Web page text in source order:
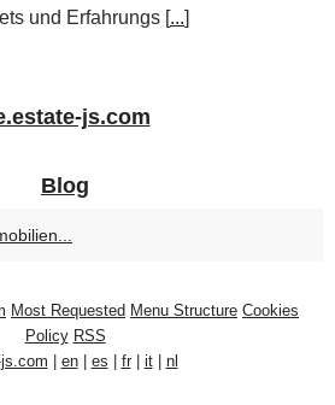
und Erfahrungs [...]
js.com
Blog
Most Requested Menu Structure Cookies
Policy RSS
en| es fr| it| nl